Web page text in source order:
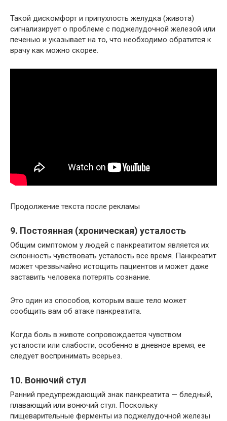
Такой дискомфорт и припухлость желудка (живота)
сигнализирует о проблеме с поджелудочной железой или
печенью и указывает на то, что необходимо обратится к
врачу как можно скорее.
Продолжение текста после рекламы
9. Постоянная (хроническая) усталость
Общим симптомом у людей с панкреатитом является их
склонность чувствовать усталость все время. Панкреатит
может чрезвычайно истощить пациентов и может даже
заставить человека потерять сознание.
Это один из способов, которым ваше тело может
сообщить вам об атаке панкреатита.
Когда боль в животе сопровождается чувством
усталости или слабости, особенно в дневное время, ее
следует воспринимать всерьез.
10. Вонючий стул
Ранний предупреждающий знак панкреатита — бледный,
плавающий или вонючий стул. Поскольку
пищеварительные ферменты из поджелудочной железы